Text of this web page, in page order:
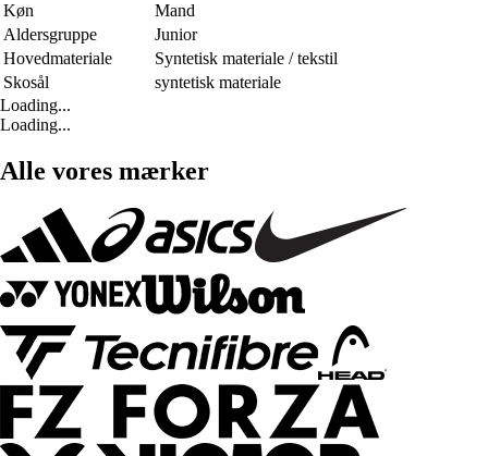
Køn
Mand
Aldersgruppe
Junior
Hovedmateriale
Syntetisk materiale / tekstil
Skosål
syntetisk materiale
Loading...
Loading...
Alle vores mærker